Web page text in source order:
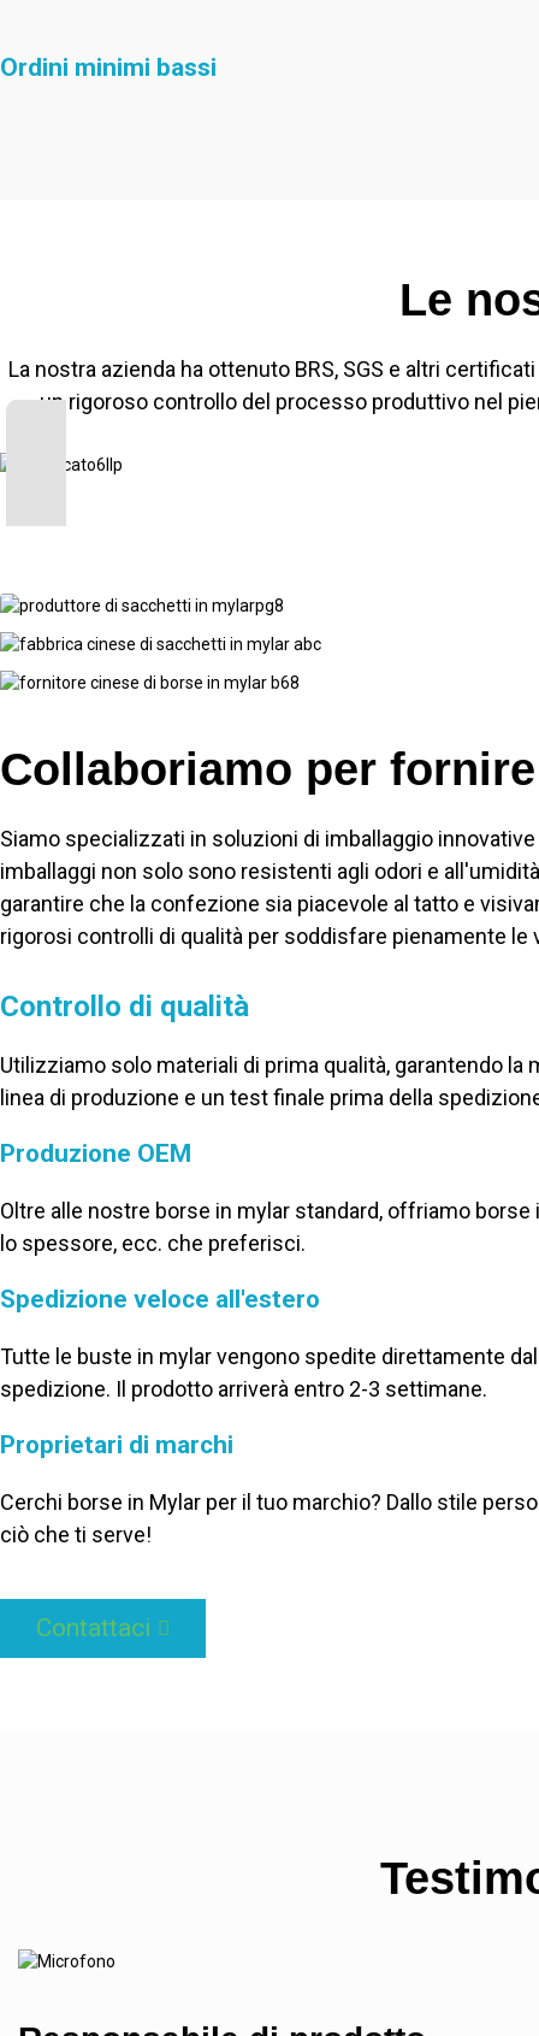
Ordini minimi bassi
Le
La nostra azienda ha ottenuto BRS, SGS e altri
un rigoroso controllo del processo produttivo nel
Collaboriamo per
Siamo specializzati in soluzioni di imballaggio
imballaggi non solo sono resistenti agli odori e
garantire che la confezione sia piacevole al tatto e
rigorosi controlli di qualità per soddisfare pienamente
Controllo di qualità
Utilizziamo solo materiali di prima qualità, garantendo
linea di produzione e un test finale prima della
Produzione OEM
Oltre alle nostre borse in mylar standard, offriamo
lo spessore, ecc. che preferisci.
Spedizione veloce all'estero
Tutte le buste in mylar vengono spedite direttamente
spedizione. Il prodotto arriverà entro 2-3 settimane.
Proprietari di marchi
Cerchi borse in Mylar per il tuo marchio? Dallo stile
ciò che ti serve!
Contattaci